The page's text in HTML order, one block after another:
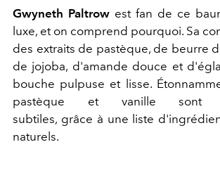
Gwyneth Paltrow est fan de ce
luxe, et on comprend pourquoi. Sa
des extraits de pastèque, de beurre
de jojoba, d'amande douce et
bouche pulpuse et lisse.
pastèque et vanille sont
subtiles, grâce à une liste
naturels.